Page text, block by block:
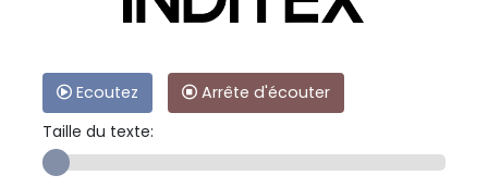
Ecoutez
Arrête d'écouter
Taille du texte: